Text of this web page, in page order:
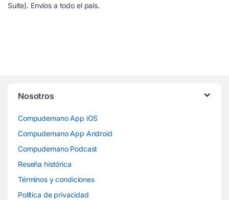
Suite). Envíos a todo el país.
Nosotros
Compudemano App iOS
Compudemano App Android
Compudemano Podcast
Reseña histórica
Términos y condiciones
Política de privacidad